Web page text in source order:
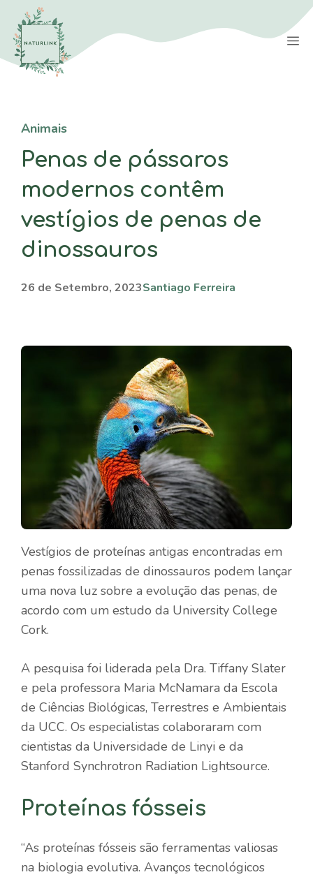
Saltar
para
conteúdo
Animais
Penas de pássaros
modernos contêm
vestígios de penas de
dinossauros
26 de Setembro, 2023Santiago Ferreira
Vestígios de proteínas antigas encontradas em
penas fossilizadas de dinossauros podem lançar
uma nova luz sobre a evolução das penas, de
acordo com um estudo da University College
Cork.
A pesquisa foi liderada pela Dra. Tiffany Slater
e pela professora Maria McNamara da Escola
de Ciências Biológicas, Terrestres e Ambientais
da UCC. Os especialistas colaboraram com
cientistas da Universidade de Linyi e da
Stanford Synchrotron Radiation Lightsource.
Proteínas fósseis
“As proteínas fósseis são ferramentas valiosas
na biologia evolutiva. Avanços tecnológicos